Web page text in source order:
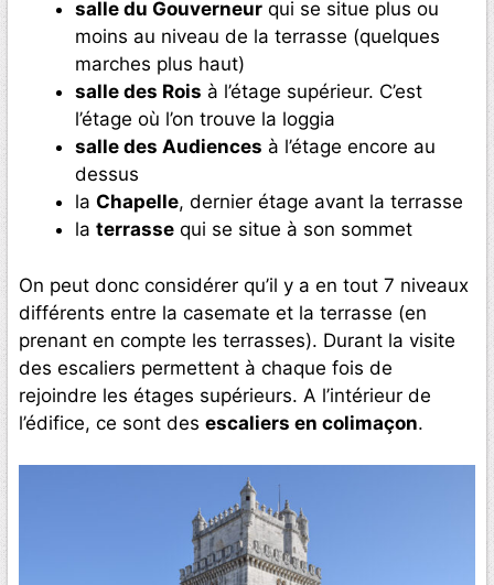
salle du Gouverneur qui se situe plus ou
moins au niveau de la terrasse (quelques
marches plus haut)
salle des Rois à l’étage supérieur. C’est
l’étage où l’on trouve la loggia
salle des Audiences à l’étage encore au
dessus
la Chapelle, dernier étage avant la terrasse
la terrasse qui se situe à son sommet
On peut donc considérer qu’il y a en tout 7 niveaux
différents entre la casemate et la terrasse (en
prenant en compte les terrasses). Durant la visite
des escaliers permettent à chaque fois de
rejoindre les étages supérieurs. A l’intérieur de
l’édifice, ce sont des escaliers en colimaçon.